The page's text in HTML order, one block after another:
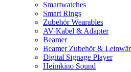
Smartwatches
Smart Rings
Zubehör Wearables
AV-Kabel & Adapter
Beamer
Beamer Zubehör &
Digital Signage Player
Heimkino Sound